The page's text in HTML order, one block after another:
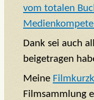
vom totalen
Dank sei auch
beigetragen
Meine
Filmsammlung